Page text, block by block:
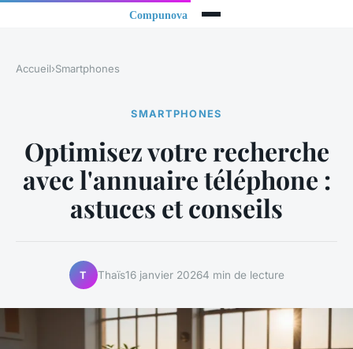
Accueil›Smartphones
SMARTPHONES
Optimisez votre recherche
avec l'annuaire téléphone :
astuces et conseils
T Thaïs16 janvier 20264 min de lecture